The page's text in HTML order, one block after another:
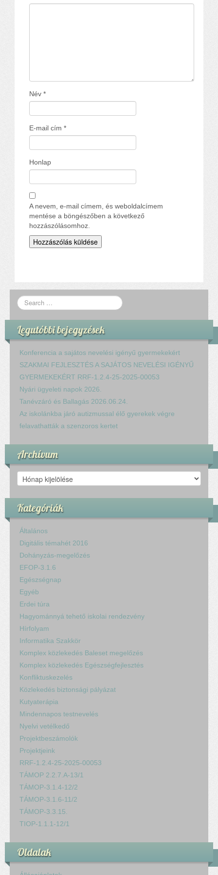
Név *
E-mail cím *
Honlap
A nevem, e-mail címem, és weboldalcímem
mentése a böngészőben a következő
hozzászólásomhoz.
Legutóbbi bejegyzések
Konferencia a sajátos nevelési igényű gyermekekért
SZAKMAI FEJLESZTÉS A SAJÁTOS NEVELÉSI IGÉNYŰ
GYERMEKEKÉRT RRF-1.2.4-25-2025-00053
Nyári ügyeleti napok 2026.
Tanévzáró és Ballagás 2026.06.24.
Az iskolánkba járó autizmussal élő gyerekek végre
felavathatták a szenzoros kertet
Archívum
Archívum
Kategóriák
Általános
Digitális témahét 2016
Dohányzás-megelőzés
EFOP-3.1.6
Egészségnap
Egyéb
Erdei túra
Hagyománnyá tehető iskolai rendezvény
Hírfolyam
Informatika Szakkör
Komplex közlekedés Baleset megelőzés
Komplex közlekedés Egészségfejlesztés
Konfliktuskezelés
Közlekedés biztonsági pályázat
Kutyaterápia
Mindennapos testnevelés
Nyelvi vetélkedő
Projektbeszámolók
Projektjeink
RRF-1.2.4-25-2025-00053
TÁMOP 2.2.7.A-13/1
TÁMOP-3.1.4-12/2
TÁMOP-3.1.6-11/2
TÁMOP-3.3.15.
TIOP-1.1.1-12/1
Oldalak